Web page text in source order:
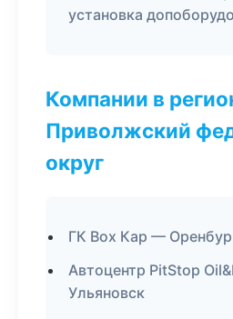
установка
Компании в
Приволжский
округ
ГК Box Кар —
Автоцентр PitStop
Ульяновск